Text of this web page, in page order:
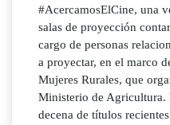
#AcercamosElCine, una
salas de proyección
cargo de personas
a proyectar, en el marco
Mujeres Rurales, que
Ministerio de Agricultura.
decena de títulos